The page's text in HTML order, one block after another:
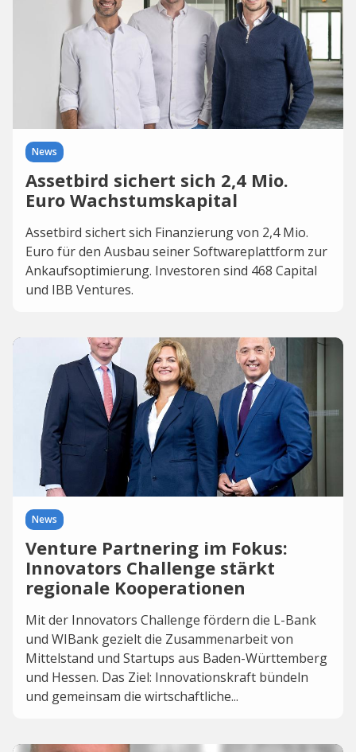
News
Assetbird sichert sich 2,4 Mio.
Euro Wachstumskapital
Assetbird sichert sich Finanzierung von 2,4 Mio.
Euro für den Ausbau seiner Softwareplattform zur
Ankaufsoptimierung. Investoren sind 468 Capital
und IBB Ventures.
News
Venture Partnering im Fokus:
Innovators Challenge stärkt
regionale Kooperationen
Mit der Innovators Challenge fördern die L-Bank
und WIBank gezielt die Zusammenarbeit von
Mittelstand und Startups aus Baden-Württemberg
und Hessen. Das Ziel: Innovationskraft bündeln
und gemeinsam die wirtschaftliche...